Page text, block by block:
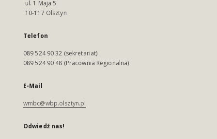
ul. 1 Maja 5
10-117 Olsztyn
Telefon
089 524 90 32 (sekretariat)
089 524 90 48 (Pracownia Regionalna)
E-Mail
wmbc@wbp.olsztyn.pl
Odwiedź nas!